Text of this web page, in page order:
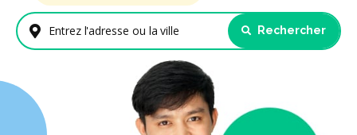
Entrez l'adresse ou la ville Rechercher